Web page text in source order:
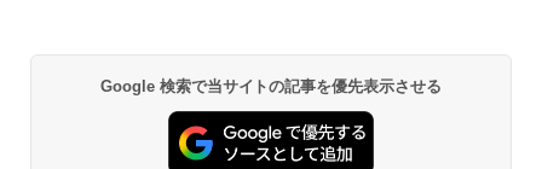
Google 検索で当サイトの記事を優先表示させる